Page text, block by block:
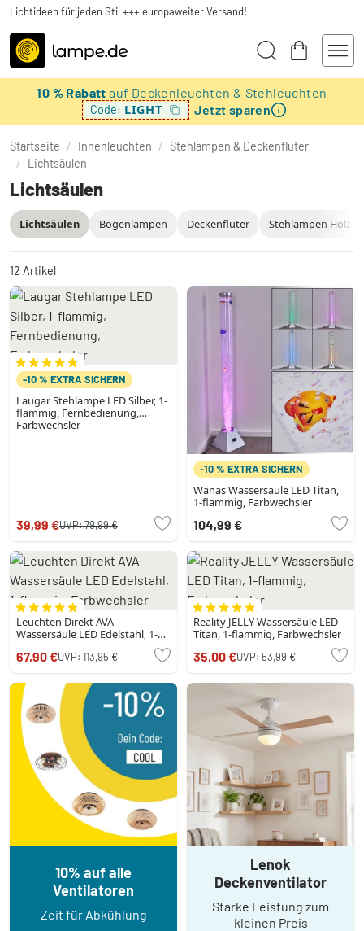
Lichtideen für jeden Stil +++ europaweiter Versand!
10 % Rabattauf Deckenleuchten & Stehleuchten
Code: LIGHT Jetzt sparen
Startseite / Innenleuchten / Stehlampen & Deckenfluter
/ Lichtsäulen
Lichtsäulen
Bogenlampen Deckenfluter Stehlampen Holz
Lichtsäulen
12 Artikel
-10 % EXTRA SICHERN
Laugar Stehlampe LED Silber, 1-
flammig, Fernbedienung,
Farbwechsler
39,99 €UVP:79,99 €
-10 % EXTRA SICHERN
Wanas Wassersäule LED Titan,
1-flammig, Farbwechsler
104,99 €
Leuchten Direkt AVA
Wassersäule LED Edelstahl, 1-
67,90 €UVP:113,95 €
Reality JELLY Wassersäule LED
Titan, 1-flammig, Farbwechsler
35,00 €UVP:53,99 €
10% auf alle
Ventilatoren
Zeit für Abkühlung
Lenok
Deckenventilator
Starke Leistung zum
kleinen Preis